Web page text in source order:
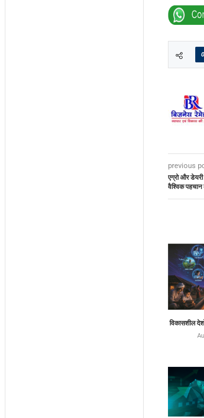
0
previous
एग्रो और
वैश्विक पहचान
विकासशील